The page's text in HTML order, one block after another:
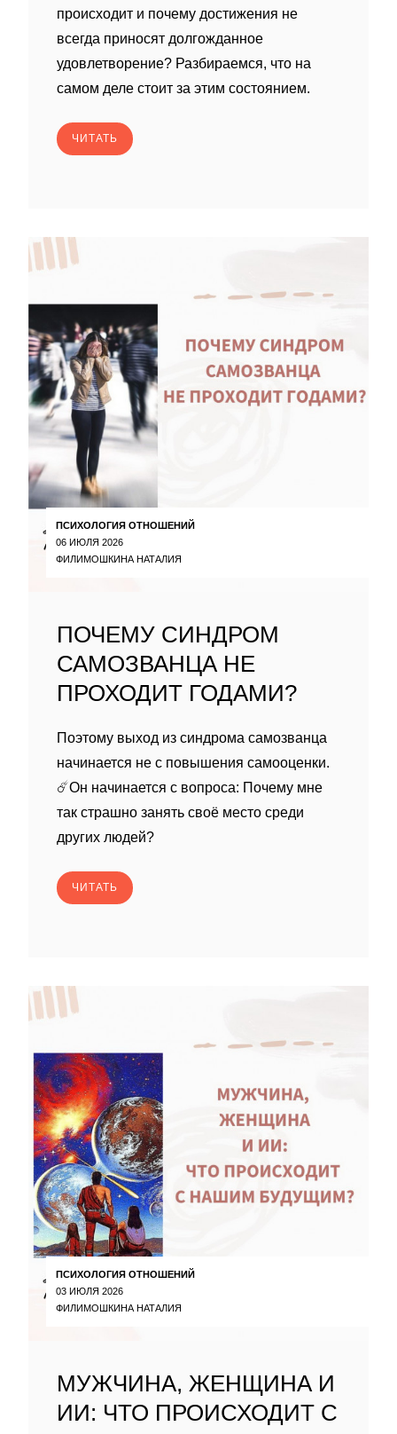
происходит и почему достижения не
всегда приносят долгожданное
удовлетворение? Разбираемся, что на
самом деле стоит за этим состоянием.
ЧИТАТЬ
ПСИХОЛОГИЯ ОТНОШЕНИЙ
06 ИЮЛЯ 2026
ФИЛИМОШКИНА НАТАЛИЯ
ПОЧЕМУ СИНДРОМ
САМОЗВАНЦА НЕ
ПРОХОДИТ ГОДАМИ?
Поэтому выход из синдрома самозванца
начинается не с повышения самооценки.
☄️Он начинается с вопроса: Почему мне
так страшно занять своё место среди
других людей?
ЧИТАТЬ
ПСИХОЛОГИЯ ОТНОШЕНИЙ
03 ИЮЛЯ 2026
ФИЛИМОШКИНА НАТАЛИЯ
МУЖЧИНА, ЖЕНЩИНА И
ИИ: ЧТО ПРОИСХОДИТ С